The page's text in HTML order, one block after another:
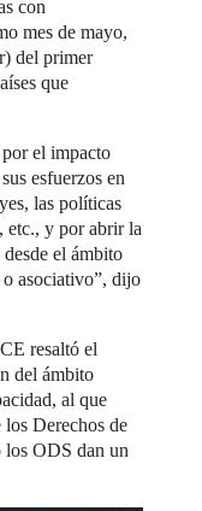
con
mes de mayo,
del primer
que
por el impacto
esfuerzos en
las políticas
etc., y por abrir la
el ámbito
asociativo”, dijo
resaltó el
del ámbito
al que
Derechos de
los ODS dan un